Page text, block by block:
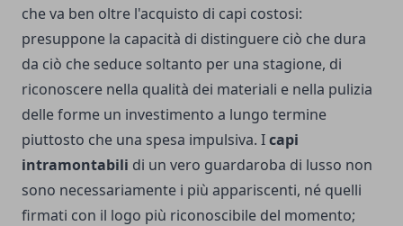
che va ben oltre l'acquisto di capi costosi:
presuppone la capacità di distinguere ciò che dura
da ciò che seduce soltanto per una stagione, di
riconoscere nella qualità dei materiali e nella pulizia
delle forme un investimento a lungo termine
piuttosto che una spesa impulsiva. Icapi
intramontabili di un vero guardaroba di lusso non
sono necessariamente i più appariscenti, né quelli
firmati con il logo più riconoscibile del momento;